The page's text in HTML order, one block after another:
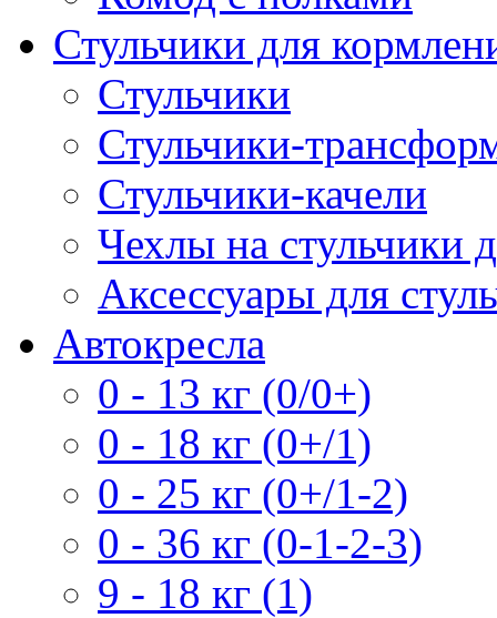
Стульчики для
Стульчики
Стульчики-
Стульчики-качели
Чехлы на стульчики
Аксессуары для
Автокресла
0 - 13 кг (0/0+)
0 - 18 кг (0+/1)
0 - 25 кг (0+/1-2)
0 - 36 кг (0-1-2-3)
9 - 18 кг (1)